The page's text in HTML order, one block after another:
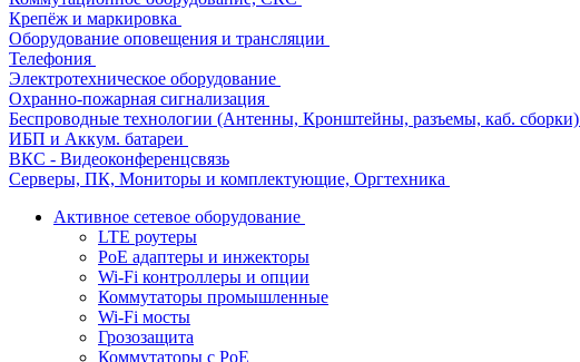
Крепёж и маркировка
Оборудование оповещения и трансляции
Телефония
Электротехническое оборудование
Охранно-пожарная сигнализация
Беспроводные технологии (Антенны, Кронштейны, разъемы, каб. сборки)
ИБП и Аккум. батареи
ВКС - Видеоконференцсвязь
Серверы, ПК, Мониторы и комплектующие, Оргтехника
Активное сетевое оборудование
LTE роутеры
PoE адаптеры и инжекторы
Wi-Fi контроллеры и опции
Коммутаторы промышленные
Wi-Fi мосты
Грозозащита
Коммутаторы c PoE